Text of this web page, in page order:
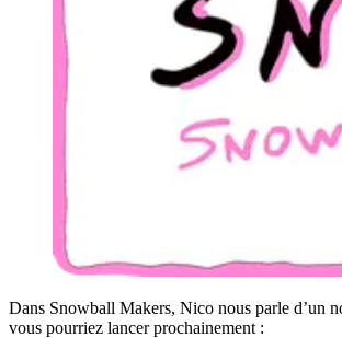
Dans Snowball Makers, Nico nous parle d’un
vous pourriez lancer prochainement :